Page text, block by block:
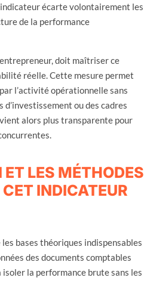
écarte volontairement les
de la performance
doit maîtriser ce
réelle. Cette mesure permet
l’activité opérationnelle sans
ou des cadres
alors plus transparente pour
LES MÉTHODES
INDICATEUR
bases théoriques indispensables
des documents comptables
la performance brute sans les